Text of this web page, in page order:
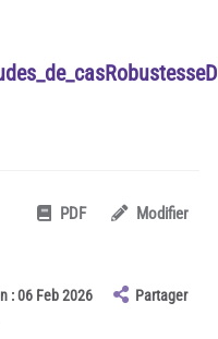
PDF Modifier
: 06 Feb 2026
Partager